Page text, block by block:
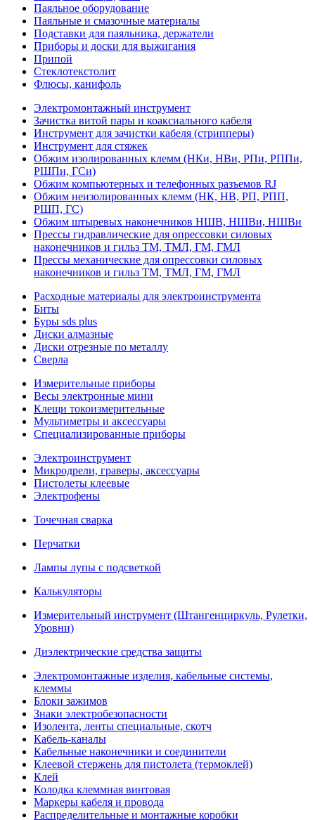
Паяльное оборудование
Паяльные и смазочные материалы
Подставки для паяльника, держатели
Приборы и доски для выжигания
Припой
Стеклотекстолит
Флюсы, канифоль
Электромонтажный инструмент
Зачистка витой пары и коаксиального кабеля
Инструмент для зачистки кабеля (стрипперы)
Инструмент для стяжек
Обжим изолированных клемм (НКи, НВи, РПи, РППи,
РШПи, ГСи)
Обжим компьютерных и телефонных разъемов RJ
Обжим неизолированных клемм (НК, НВ, РП, РПП,
РШП, ГС)
Обжим штыревых наконечников НШВ, НШВи, НШВи
Прессы гидравлические для опрессовки силовых
наконечников и гильз ТМ, ТМЛ, ГМ, ГМЛ
Прессы механические для опрессовки силовых
наконечников и гильз ТМ, ТМЛ, ГМ, ГМЛ
Расходные материалы для электроинструмента
Биты
Буры sds plus
Диски алмазные
Диски отрезные по металлу
Сверла
Измерительные приборы
Весы электронные мини
Клещи токоизмерительные
Мультиметры и аксессуары
Специализированные приборы
Электроинструмент
Микродрели, граверы, аксессуары
Пистолеты клеевые
Электрофены
Точечная сварка
Перчатки
Лампы лупы с подсветкой
Калькуляторы
Измерительный инструмент (Штангенциркуль, Рулетки,
Уровни)
Диэлектрические средства защиты
Электромонтажные изделия, кабельные системы,
клеммы
Блоки зажимов
Знаки электробезопасности
Изолента, ленты специальные, скотч
Кабель-каналы
Кабельные наконечники и соединители
Клеевой стержень для пистолета (термоклей)
Клей
Колодка клеммная винтовая
Маркеры кабеля и провода
Распределительные и монтажные коробки